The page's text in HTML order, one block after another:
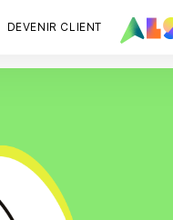
DEVENIR CLIENT